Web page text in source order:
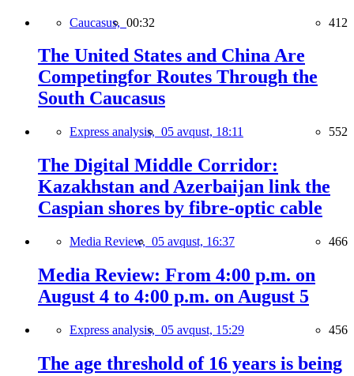
Caucasus, 00:32 412
The United States and China Are
Competingfor Routes Through the
South Caucasus
Express analysis, 05 avqust, 18:11 552
The Digital Middle Corridor:
Kazakhstan and Azerbaijan link the
Caspian shores by fibre-optic cable
Media Review, 05 avqust, 16:37 466
Media Review: From 4:00 p.m. on
August 4 to 4:00 p.m. on August 5
Express analysis, 05 avqust, 15:29 456
The age threshold of 16 years is being